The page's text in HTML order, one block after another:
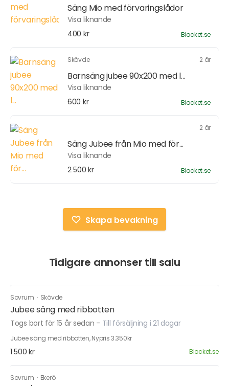
Säng Mio med förvaringslådor
Visa liknande
400 kr
Blocket.se
Skövde 2 år
Barnsäng jubee 90x200 med l...
Visa liknande
600 kr
Blocket.se
2 år
Säng Jubee från Mio med för...
Visa liknande
2 500 kr
Blocket.se
Skapa bevakning
Tidigare annonser till salu
Sovrum · Skövde
Jubee säng med ribbotten
Togs bort för 15 år sedan - Till försäljning i 21 dagar
Jubee säng med ribbotten, Nypris 3.350kr
1 500 kr Blocket.se
Sovrum · Ekerö